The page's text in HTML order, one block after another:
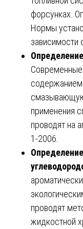
форсунках.
Нормы
зависимости
Современные
применения
проводят на
1-2006.
проводят
жидкостной